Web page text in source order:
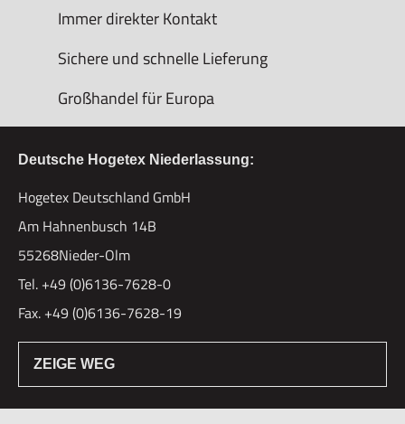
Immer direkter Kontakt
Sichere und schnelle Lieferung
Großhandel für Europa
Deutsche Hogetex Niederlassung:
Hogetex Deutschland GmbH
Am Hahnenbusch 14B
55268Nieder-Olm
Tel. +49 (0)6136-7628-0
Fax. +49 (0)6136-7628-19
ZEIGE WEG